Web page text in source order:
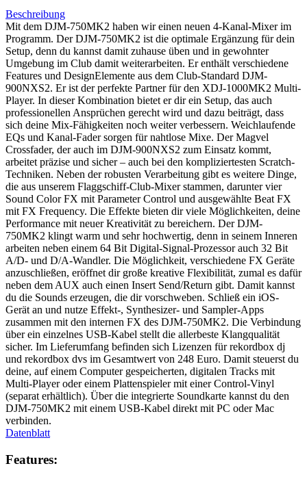
Beschreibung
Mit dem DJM-750MK2 haben wir einen neuen 4-Kanal-Mixer im
Programm. Der DJM-750MK2 ist die optimale Ergänzung für dein
Setup, denn du kannst damit zuhause üben und in gewohnter
Umgebung im Club damit weiterarbeiten. Er enthält verschiedene
Features und DesignElemente aus dem Club-Standard DJM-
900NXS2. Er ist der perfekte Partner für den XDJ-1000MK2 Multi-
Player. In dieser Kombination bietet er dir ein Setup, das auch
professionellen Ansprüchen gerecht wird und dazu beiträgt, dass
sich deine Mix-Fähigkeiten noch weiter verbessern. Weichlaufende
EQs und Kanal-Fader sorgen für nahtlose Mixe. Der Magvel
Crossfader, der auch im DJM-900NXS2 zum Einsatz kommt,
arbeitet präzise und sicher – auch bei den kompliziertesten Scratch-
Techniken. Neben der robusten Verarbeitung gibt es weitere Dinge,
die aus unserem Flaggschiff-Club-Mixer stammen, darunter vier
Sound Color FX mit Parameter Control und ausgewählte Beat FX
mit FX Frequency. Die Effekte bieten dir viele Möglichkeiten, deine
Performance mit neuer Kreativität zu bereichern. Der DJM-
750MK2 klingt warm und sehr hochwertig, denn in seinem Inneren
arbeiten neben einem 64 Bit Digital-Signal-Prozessor auch 32 Bit
A/D- und D/A-Wandler. Die Möglichkeit, verschiedene FX Geräte
anzuschließen, eröffnet dir große kreative Flexibilität, zumal es dafür
neben dem AUX auch einen Insert Send/Return gibt. Damit kannst
du die Sounds erzeugen, die dir vorschweben. Schließ ein iOS-
Gerät an und nutze Effekt-, Synthesizer- und Sampler-Apps
zusammen mit den internen FX des DJM-750MK2. Die Verbindung
über ein einzelnes USB-Kabel stellt die allerbeste Klangqualität
sicher. Im Lieferumfang befinden sich Lizenzen für rekordbox dj
und rekordbox dvs im Gesamtwert von 248 Euro. Damit steuerst du
deine, auf einem Computer gespeicherten, digitalen Tracks mit
Multi-Player oder einem Plattenspieler mit einer Control-Vinyl
(separat erhältlich). Über die integrierte Soundkarte kannst du den
DJM-750MK2 mit einem USB-Kabel direkt mit PC oder Mac
verbinden.
Datenblatt
Features: